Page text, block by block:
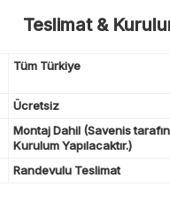
Teslimat &
Tüm Türkiye
Ücretsiz
Montaj Dahil (Savenis
Kurulum Yapılacaktır.)
Randevulu Teslimat